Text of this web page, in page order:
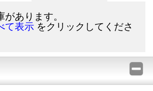
あります。
て表示 をクリックしてくださ